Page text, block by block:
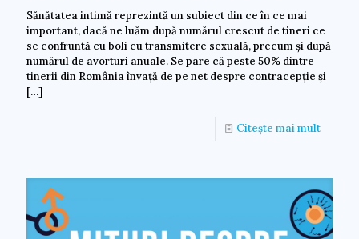
Sănătatea intimă reprezintă un subiect din ce în ce mai
important, dacă ne luăm după numărul crescut de tineri ce
se confruntă cu boli cu transmitere sexuală, precum și după
numărul de avorturi anuale. Se pare că peste 50% dintre
tinerii din România învaţă de pe net despre contracepţie şi
[…]
Citește mai mult